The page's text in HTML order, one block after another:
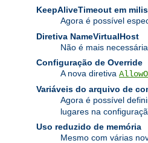
KeepAliveTimeout em
Agora é possível
Diretiva NameVirtualHost
Não é mais
Configuração de Override
A nova diretiva
Variáveis do arquivo de
Agora é possível
lugares na
Uso reduzido de memória
Mesmo com várias